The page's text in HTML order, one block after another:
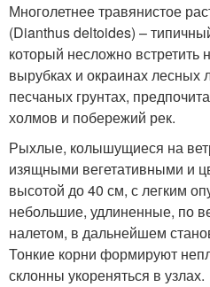
Многолетнее травянистое
(Dianthus deltoides) –
который несложно встретить
вырубках и окраинах лесных
песчаных грунтах,
холмов и побережий рек.
Рыхлые, колышущиеся на
изящными вегетативными и
высотой до 40 см, с легким
небольшие, удлиненные, по
налетом, в дальнейшем
Тонкие корни формируют
склонны укореняться в узлах.